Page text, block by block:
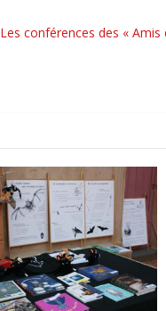
Les conférences des « Amis